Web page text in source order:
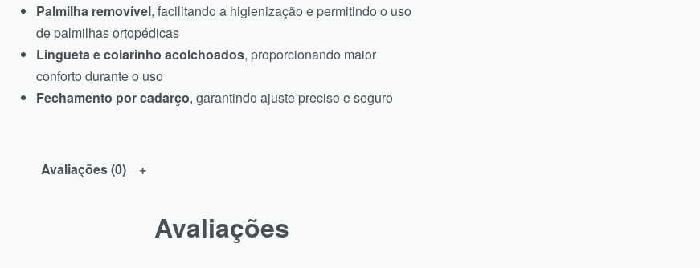
Palmilha removível, facilitando a higienização e permitindo o uso
de palmilhas ortopédicas
Lingueta e colarinho acolchoados, proporcionando maior
conforto durante o uso
Fechamento por cadarço, garantindo ajuste preciso e seguro
Avaliações (0)
Avaliações